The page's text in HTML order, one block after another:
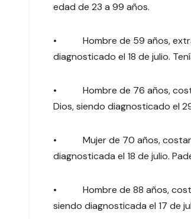
edad de 23 a 99 años.
• Hombre de 59 años,
diagnosticado el 18 de julio.
• Hombre de 76 años,
Dios, siendo diagnosticado el
• Mujer de 70 años,
diagnosticada el 18 de julio.
• Hombre de 88 años,
siendo diagnosticada el 17 de